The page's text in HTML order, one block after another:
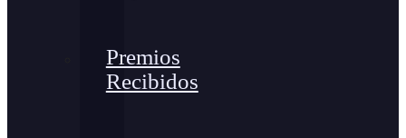
Premios
Recibidos